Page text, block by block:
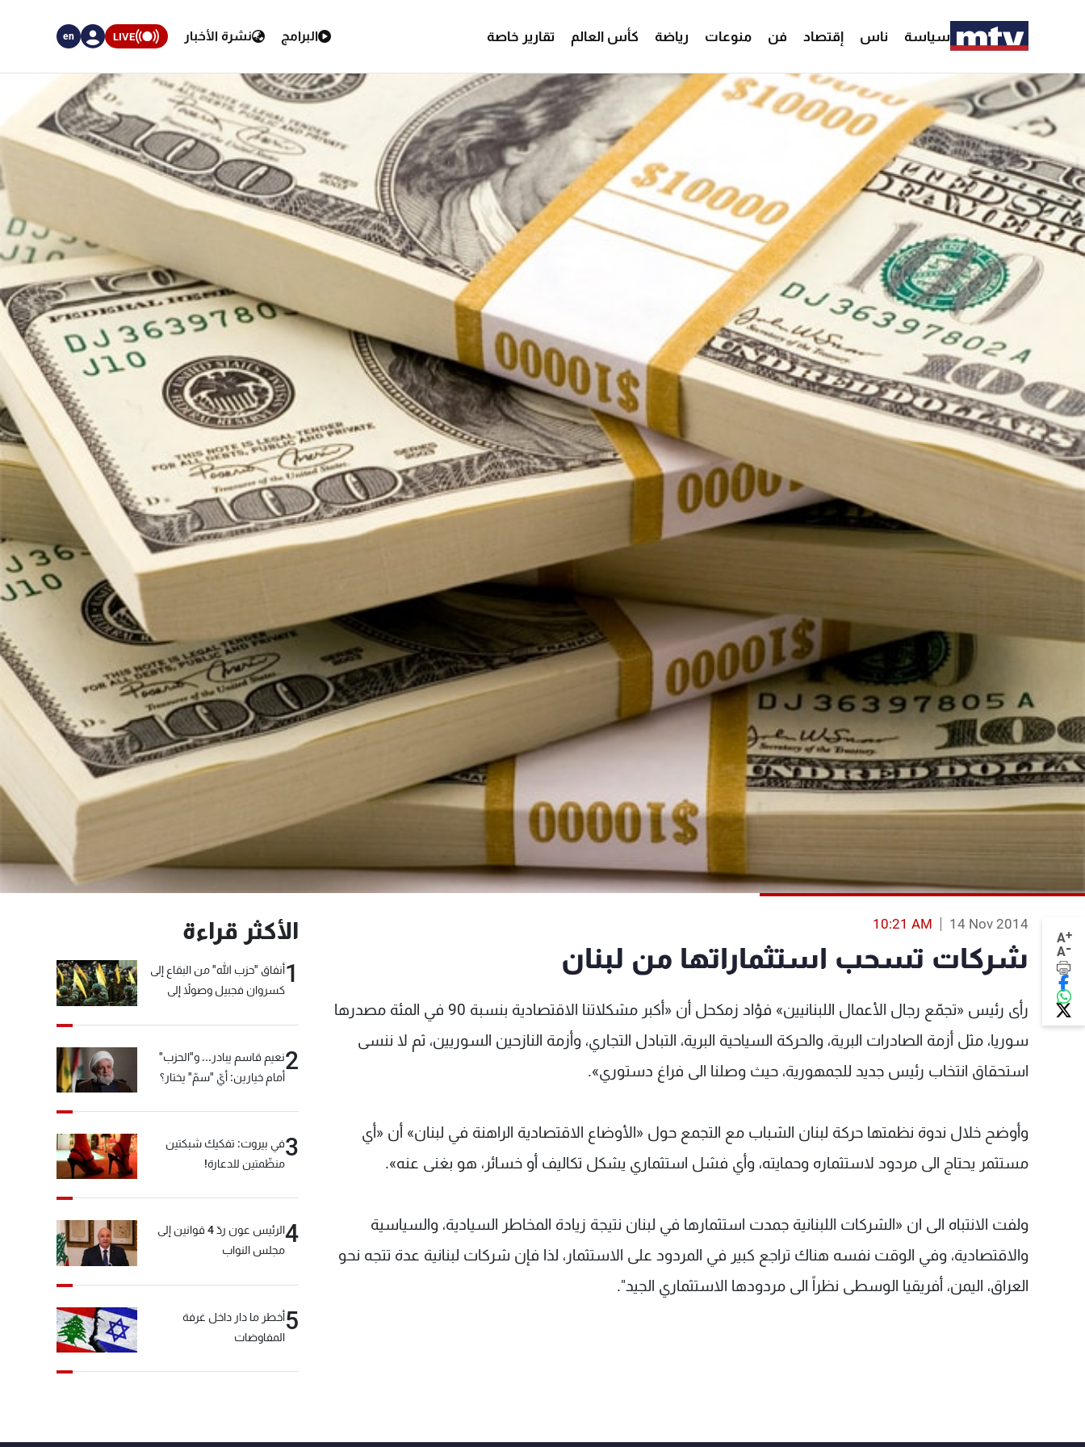
سياسة ناس إقتصاد فن منوعات رياضة كأس العالم تقارير خاصة البرامج نشرة الأخبار LIVE
en
A+
A-
14 Nov 2014
10:21 AM
شركات تسحب استثماراتها من لبنان
رأى رئيس «تجمّع رجال الأعمال اللبنانيين» فؤاد زمكحل أن «أكبر مشكلاتنا الاقتصادية بنسبة 90 في المئة مصدرها
سوريا، مثل أزمة الصادرات البرية، والحركة السياحية البرية، التبادل التجاري، وأزمة النازحين السوريين، ثم لا ننسى
استحقاق انتخاب رئيس جديد للجمهورية، حيث وصلنا الى فراغ دستوري».
وأوضح خلال ندوة نظمتها حركة لبنان الشباب مع التجمع حول «الأوضاع الاقتصادية الراهنة في لبنان» أن «أي
مستثمر يحتاج الى مردود لاستثماره وحمايته، وأي فشل استثماري يشكل تكاليف أو خسائر، هو بغنى عنه».
ولفت الانتباه الى ان «الشركات اللبنانية جمدت استثمارها في لبنان نتيجة زيادة المخاطر السيادية، والسياسية
والاقتصادية، وفي الوقت نفسه هناك تراجع كبير في المردود على الاستثمار، لذا فإن شركات لبنانية عدة تتجه نحو
العراق، اليمن، أفريقيا الوسطى نظراً الى مردودها الاستثماري الجيد".
الأكثر قراءة
1أنفاق "حزب الله" من البقاع إلى
كسروان فجبيل وصولاً إلى
2نعيم قاسم يبادر... و"الحزب"
أمام خيارين: أيّ "سمّ" يختار؟
3في بيروت: تفكيك شبكتين
منظّمتين للدعارة!
4
الرئيس عون ردّ 4 قوانين إلى
مجلس النواب
5أخطر ما دار داخل غرفة
المفاوضات